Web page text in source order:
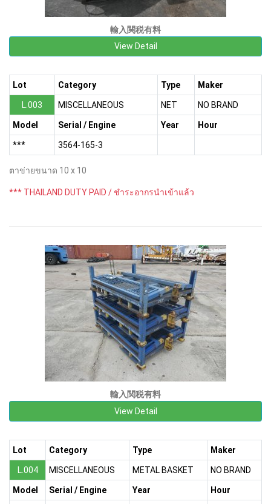
輸入関税有料
View Detail
Lot Category Type Maker
L.003 MISCELLANEOUS NET NO BRAND
Model Serial / Engine Year Hour
*** 3564-165-3
ตาข่ายขนาด 10 x 10
*** THAILAND DUTY PAID / ชำระอากรนำเข้าแล้ว
輸入関税有料
View Detail
Lot Category Type Maker
L.004 MISCELLANEOUS METAL BASKET NO BRAND
Model Serial / Engine Year Hour